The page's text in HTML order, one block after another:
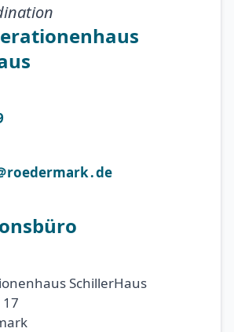
roedermark․de
SchillerHaus